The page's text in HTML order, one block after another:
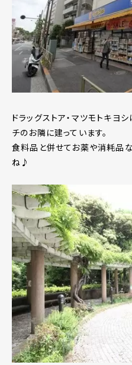
ドラッグストア・マツモトキヨ
チのお隣に建っています。
食料品と併せてお薬や消耗品
ね♪